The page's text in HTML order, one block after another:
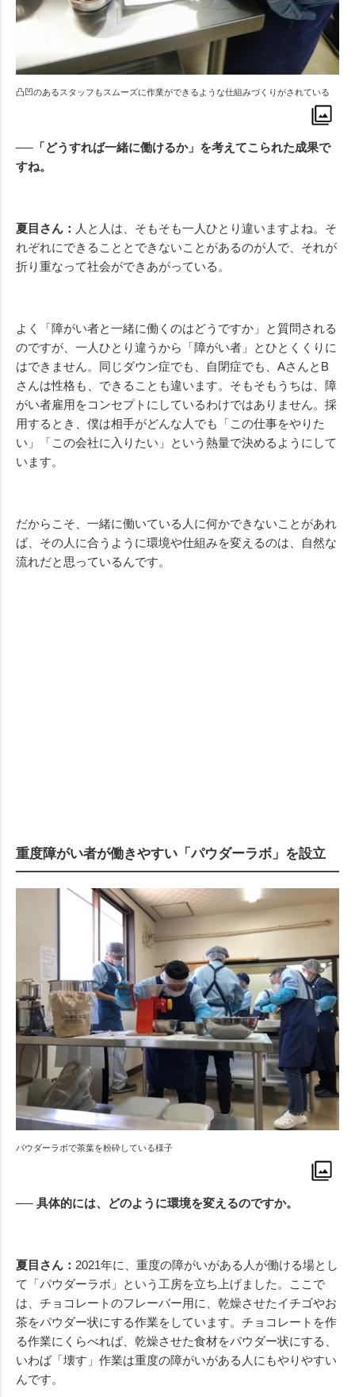
凸凹のあるスタッフもスムーズに作業ができるような仕組みづくりがされている
──「どうすれば一緒に働けるか」を考えてこられた成果で
すね。
夏目さん： 人と人は、そもそも一人ひとり違いますよね。そ
れぞれにできることとできないことがあるのが人で、それが
折り重なって社会ができあがっている。
よく「障がい者と一緒に働くのはどうですか」と質問される
のですが、一人ひとり違うから「障がい者」とひとくくりに
はできません。同じダウン症でも、自閉症でも、AさんとB
さんは性格も、できることも違います。そもそもうちは、障
がい者雇用をコンセプトにしているわけではありません。採
用するとき、僕は相手がどんな人でも「この仕事をやりた
い」「この会社に入りたい」という熱量で決めるようにして
います。
だからこそ、一緒に働いている人に何かできないことがあれ
ば、その人に合うように環境や仕組みを変えるのは、自然な
流れだと思っているんです。
重度障がい者が働きやすい「パウダーラボ」を設立
パウダーラボで茶葉を粉砕している様子
── 具体的には、どのように環境を変えるのですか。
夏目さん： 2021年に、重度の障がいがある人が働ける場とし
て「パウダーラボ」という工房を立ち上げました。ここで
は、チョコレートのフレーバー用に、乾燥させたイチゴやお
茶をパウダー状にする作業をしています。チョコレートを作
る作業にくらべれば、乾燥させた食材をパウダー状にする、
いわば「壊す」作業は重度の障がいがある人にもやりやすい
んです。